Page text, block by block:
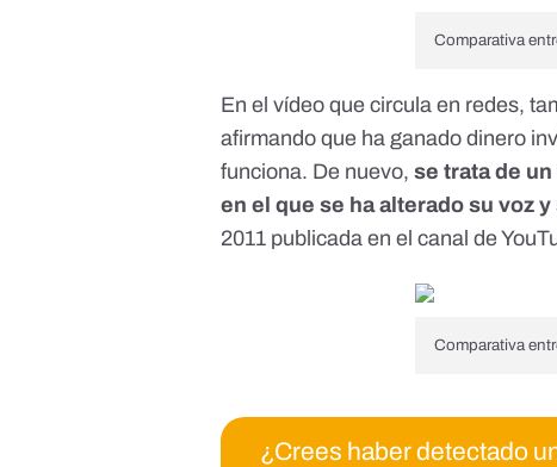
Comparativa
En el vídeo que circula en redes,
afirmando que ha ganado dinero
funciona. De nuevo,se trata de
en el que se ha alterado su voz
2011 publicada en el canal de
Comparativa
¿Crees haber detectado